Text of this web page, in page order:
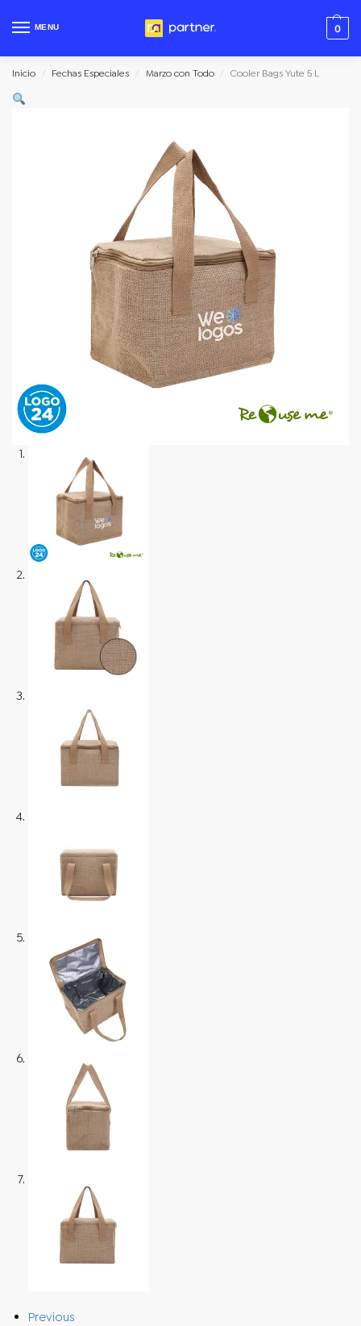
MENU 0
Inicio / Fechas Especiales / Marzo con Todo / Cooler Bags Yute 5 L
Previous